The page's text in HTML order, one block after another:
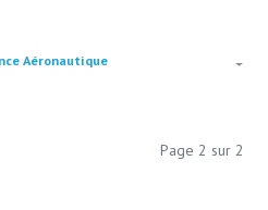
Aéronautique
Page 2 sur 2